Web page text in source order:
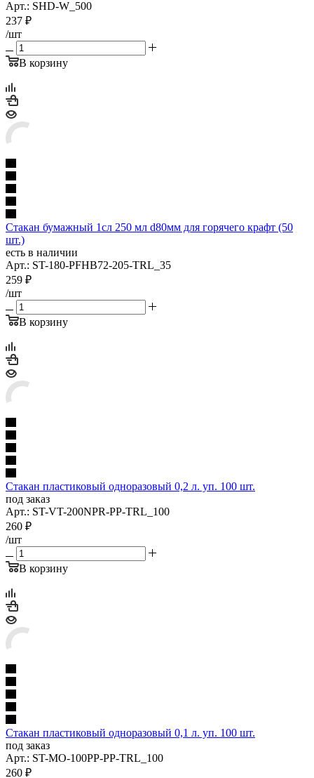
Арт.: SHD-W_500
237 ₽
/шт
В корзину
Стакан бумажный 1сл 250 мл d80мм для горячего крафт (50
шт.)
есть в наличии
Арт.: ST-180-PFHB72-205-TRL_35
259 ₽
/шт
В корзину
Стакан пластиковый одноразовый 0,2 л. уп. 100 шт.
под заказ
Арт.: ST-VT-200NPR-PP-TRL_100
260 ₽
/шт
В корзину
Стакан пластиковый одноразовый 0,1 л. уп. 100 шт.
под заказ
Арт.: ST-MO-100PP-PP-TRL_100
260 ₽